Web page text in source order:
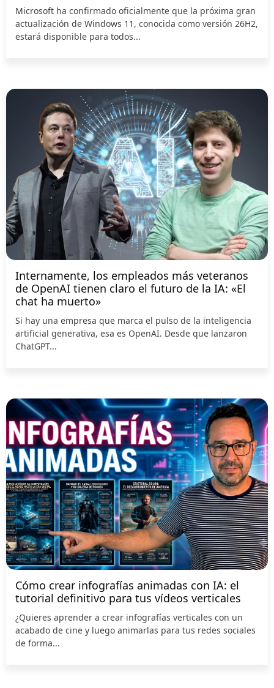
Microsoft ha confirmado oficialmente que la próxima gran
actualización de Windows 11, conocida como versión 26H2,
estará disponible para todos...
Internamente, los empleados más veteranos
de OpenAI tienen claro el futuro de la IA: «El
chat ha muerto»
Si hay una empresa que marca el pulso de la inteligencia
artificial generativa, esa es OpenAI. Desde que lanzaron
ChatGPT...
Cómo crear infografías animadas con IA: el
tutorial definitivo para tus vídeos verticales
¿Quieres aprender a crear infografías verticales con un
acabado de cine y luego animarlas para tus redes sociales
de forma...